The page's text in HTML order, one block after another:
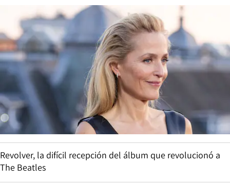
Revolver, la difícil recepción del álbum que revolucionó a
The Beatles